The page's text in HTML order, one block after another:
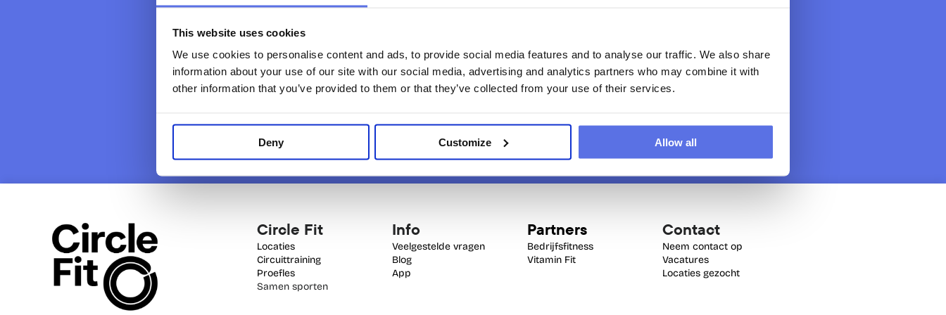
This website uses cookies
We use cookies to personalise content and ads, to provide social media features and to analyse our traffic. We also share
information about your use of our site with our social media, advertising and analytics partners who may combine it with
other information that you’ve provided to them or that they’ve collected from your use of their services.
Deny Customize Allow all
Circle Fit
Locaties
Circuittraining
Proefles
Samen sporten
Info
Veelgestelde vragen
Blog
App
Partners
Bedrijfsfitness
Vitamin Fit
Contact
Neem contact op
Vacatures
Locaties gezocht